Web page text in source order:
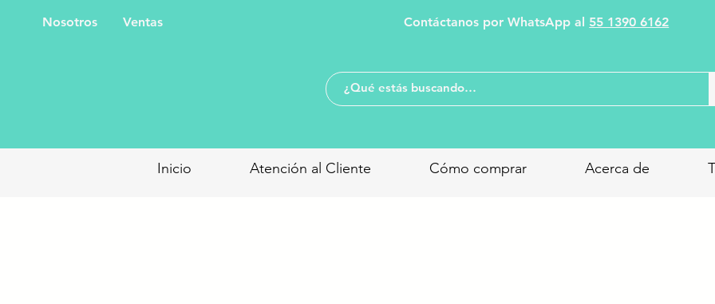
Nosotros Ventas Contáctanos por WhatsApp al 55 1390 6162
Inicio Atención al Cliente Cómo comprar Acerca de